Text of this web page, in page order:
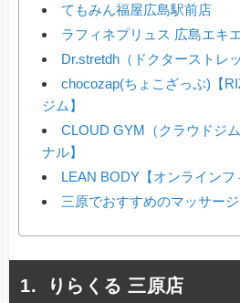
てもみん福屋広島駅前店
ラフィネプリュス 広島エキ
Dr.stretdh（ドクターストレ
chocozap(ちょこざっぷ)【
ジム】
CLOUD GYM（クラウドジ
ナル】
LEAN BODY【オンラインフ
三原でおすすめのマッサー
りらくる 三原店